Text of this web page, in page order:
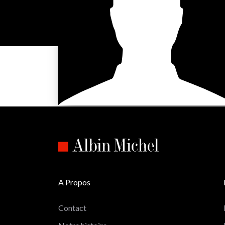
A Propos
Contact